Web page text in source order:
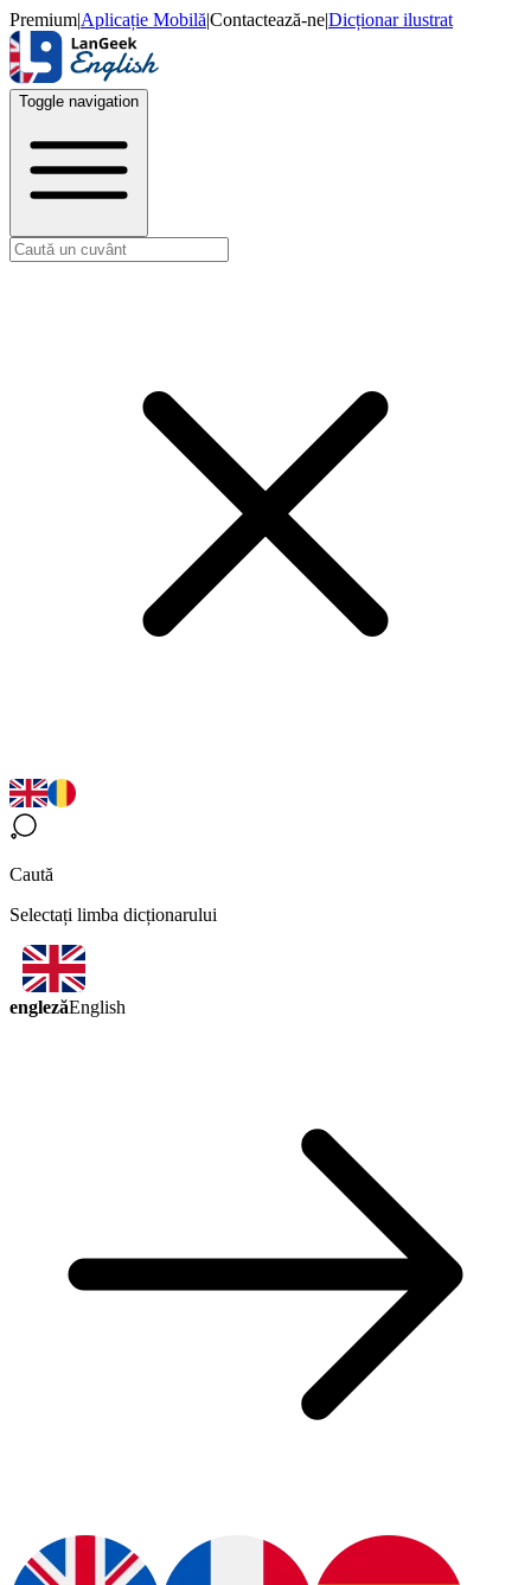
Premium|Aplicație Mobilă|Contactează-ne|Dicționar ilustrat
Toggle navigation
Caută
Selectați limba dicționarului
englezăEnglish